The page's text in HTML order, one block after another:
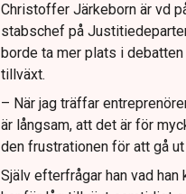
Christoffer Järkeborn är vd
stabschef på
borde ta mer plats i
tillväxt.
– När jag träffar
är långsam, att det är för
den frustrationen för att gå
Själv efterfrågar han vad